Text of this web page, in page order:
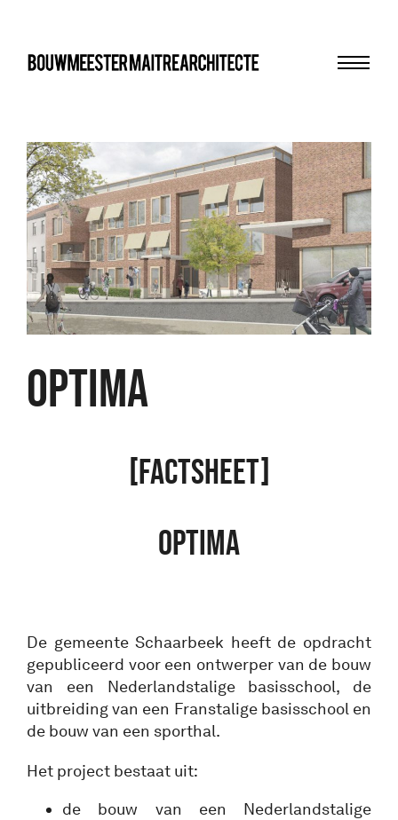
bma
OPTIMA
[FACTSHEET]
OPTIMA
De gemeente Schaarbeek heeft de opdracht
gepubliceerd voor een ontwerper van de bouw
van een Nederlandstalige basisschool, de
uitbreiding van een Franstalige basisschool en
de bouw van een sporthal.
Het project bestaat uit:
de bouw van een Nederlandstalige